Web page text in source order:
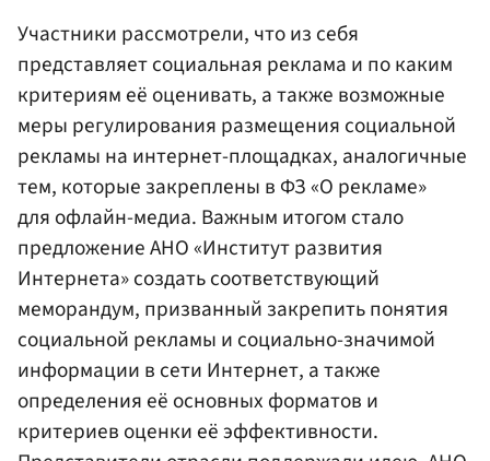
Участники рассмотрели, что из себя
представляет социальная реклама и по каким
критериям её оценивать, а также возможные
меры регулирования размещения социальной
рекламы на интернет-площадках, аналогичные
тем, которые закреплены в ФЗ «О рекламе»
для офлайн-медиа. Важным итогом стало
предложение АНО «Институт развития
Интернета» создать соответствующий
меморандум, призванный закрепить понятия
социальной рекламы и социально-значимой
информации в сети Интернет, а также
определения её основных форматов и
критериев оценки её эффективности.